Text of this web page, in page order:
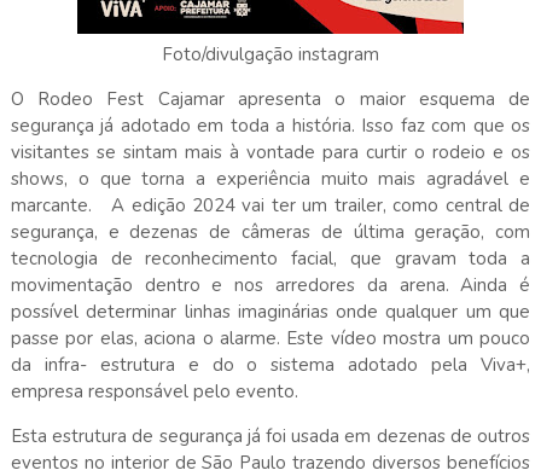
Foto/divulgação instagram
O Rodeo Fest Cajamar apresenta o maior esquema de
segurança já adotado em toda a história. Isso faz com que os
visitantes se sintam mais à vontade para curtir o rodeio e os
shows, o que torna a experiência muito mais agradável e
marcante. A edição 2024 vai ter um trailer, como central de
segurança, e dezenas de câmeras de última geração, com
tecnologia de reconhecimento facial, que gravam toda a
movimentação dentro e nos arredores da arena. Ainda é
possível determinar linhas imaginárias onde qualquer um que
passe por elas, aciona o alarme. Este vídeo mostra um pouco
da infra- estrutura e do o sistema adotado pela Viva+,
empresa responsável pelo evento.
Esta estrutura de segurança já foi usada em dezenas de outros
eventos no interior de São Paulo trazendo diversos benefícios